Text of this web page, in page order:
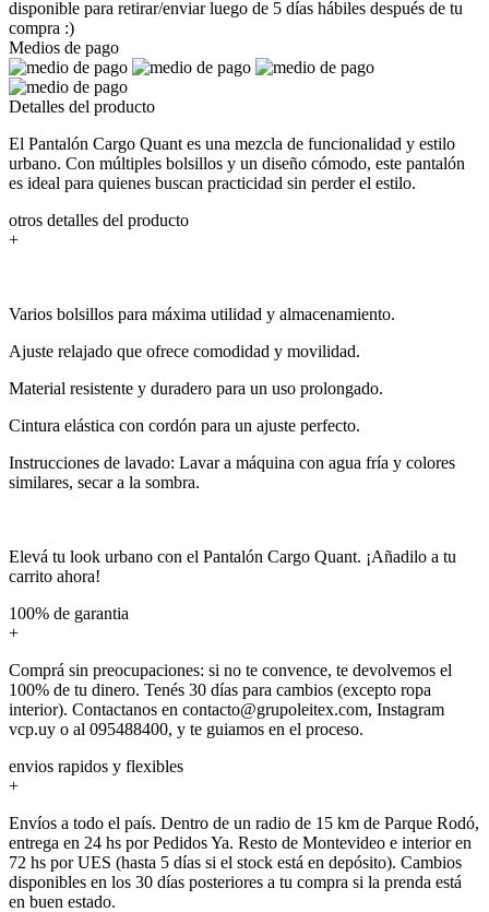
disponible para retirar/enviar luego de 5 días hábiles después de tu
compra :)
Medios de pago
Detalles del producto
El Pantalón Cargo Quant es una mezcla de funcionalidad y estilo
urbano. Con múltiples bolsillos y un diseño cómodo, este pantalón
es ideal para quienes buscan practicidad sin perder el estilo.
otros detalles del producto
+
Varios bolsillos para máxima utilidad y almacenamiento.
Ajuste relajado que ofrece comodidad y movilidad.
Material resistente y duradero para un uso prolongado.
Cintura elástica con cordón para un ajuste perfecto.
Instrucciones de lavado: Lavar a máquina con agua fría y colores
similares, secar a la sombra.
Elevá tu look urbano con el Pantalón Cargo Quant. ¡Añadilo a tu
carrito ahora!
100% de garantia
+
Comprá sin preocupaciones: si no te convence, te devolvemos el
100% de tu dinero. Tenés 30 días para cambios (excepto ropa
interior). Contactanos en contacto@grupoleitex.com, Instagram
vcp.uy o al 095488400, y te guiamos en el proceso.
envios rapidos y flexibles
+
Envíos a todo el país. Dentro de un radio de 15 km de Parque Rodó,
entrega en 24 hs por Pedidos Ya. Resto de Montevideo e interior en
72 hs por UES (hasta 5 días si el stock está en depósito). Cambios
disponibles en los 30 días posteriores a tu compra si la prenda está
en buen estado.